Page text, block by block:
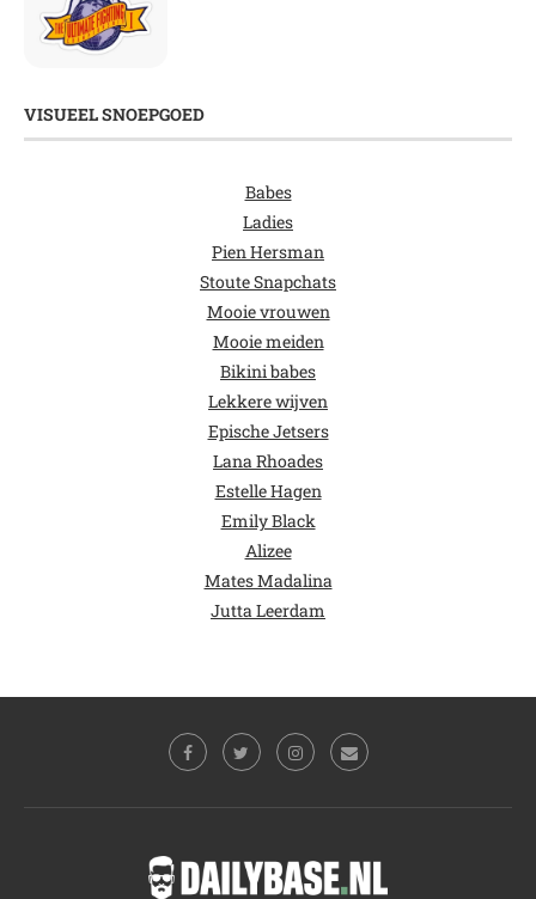
VISUEEL SNOEPGOED
Babes
Ladies
Pien Hersman
Stoute Snapchats
Mooie vrouwen
Mooie meiden
Bikini babes
Lekkere wijven
Epische Jetsers
Lana Rhoades
Estelle Hagen
Emily Black
Alizee
Mates Madalina
Jutta Leerdam